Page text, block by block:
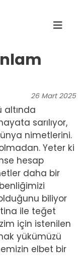
26 Mart 2025
altında
sarılıyor,
nimetlerini.
Yeter ki
hesap
daha bir
biliyor
ile teğet
için istenilen
yükümüzü
elbet bir